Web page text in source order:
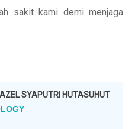
sakit kami demi menjaga
SYAPUTRI HUTASUHUT